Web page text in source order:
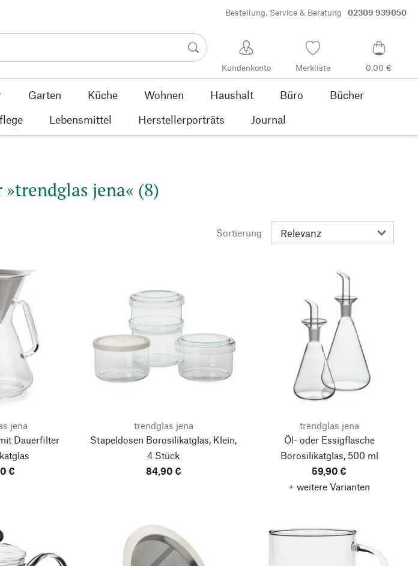
Bestellung, Service & Beratung 02309 939050
Kundenkonto Merkliste 0,00 €
Garten Küche Wohnen Haushalt Büro
Bücher
Lebensmittel Herstellerporträts Journal
jena« (8)
Sortierung
jena
Dauerfilter
€
trendglas jena
Stapeldosen Borosilikatglas, Klein,
4 Stück
84,90 €
trendglas jena
Öl- oder Essigflasche
Borosilikatglas, 500 ml
59,90 €
+ weitere Varianten